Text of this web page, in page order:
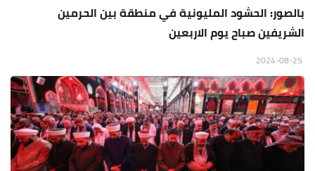
بالصور: الحشود المليونية في منطقة بين الحرمين
الشريفين صباح يوم الاربعين